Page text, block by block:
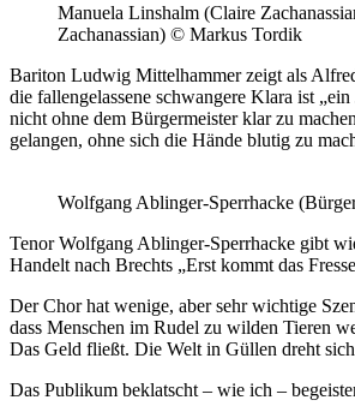
Manuela Linshalm (Claire
Zachanassian) © Markus Tordik
Bariton Ludwig Mittelhammer zeigt als
die fallengelassene schwangere Klara ist
nicht ohne dem Bürgermeister klar zu
gelangen, ohne sich die Hände blutig zu
Wolfgang Ablinger-Sperrhacke
Tenor Wolfgang Ablinger-Sperrhacke gibt
Handelt nach Brechts „Erst kommt das
Der Chor hat wenige, aber sehr wichtige
dass Menschen im Rudel zu wilden Tieren
Das Geld fließt. Die Welt in Güllen dreht
Das Publikum beklatscht – wie ich –